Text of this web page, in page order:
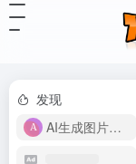
发现
AI生成图片视频